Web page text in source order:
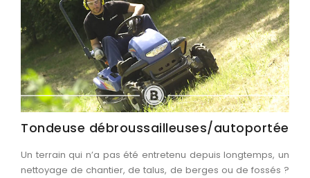
Tondeuse débroussailleuses/autoportée
Un terrain qui n’a pas été entretenu depuis longtemps, un
nettoyage de chantier, de talus, de berges ou de fossés ?